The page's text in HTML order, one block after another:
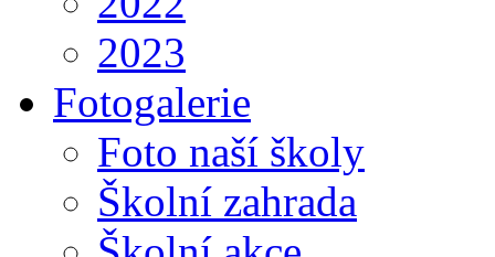
2023
Fotogalerie
Foto naší školy
Školní zahrada